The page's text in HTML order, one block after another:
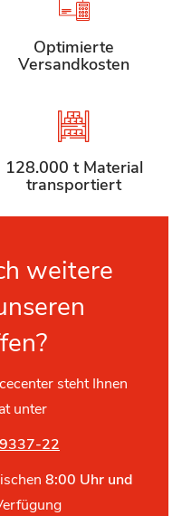
Optimierte
Versandkosten
128.000 t Material
transportiert
weitere
steht Ihnen
unter
22
8:00 Uhr und